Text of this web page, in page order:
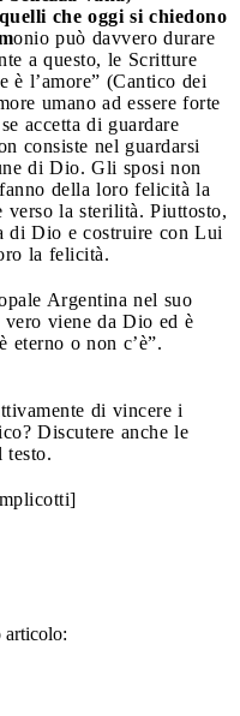
che oggi si chiedono
onio può davvero durare
a questo, le Scritture
è l’amore” (Cantico dei
umano ad essere forte
accetta di guardare
consiste nel guardarsi
di Dio. Gli sposi non
della loro felicità la
verso la sterilità. Piuttosto,
di Dio e costruire con Lui
la felicità.
Argentina nel suo
vero viene da Dio ed è
eterno o non c’è”.
di vincere i
Discutere anche le
testo.
articolo: